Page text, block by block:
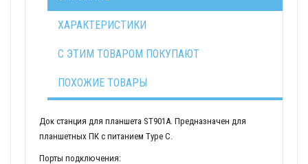
ХАРАКТЕРИСТИКИ
С ЭТИМ ТОВАРОМ ПОКУПАЮТ
ПОХОЖИЕ ТОВАРЫ
Док станция для планшета ST901A. Предназначен для
планшетных ПК с питанием Type C.
Порты подключения: